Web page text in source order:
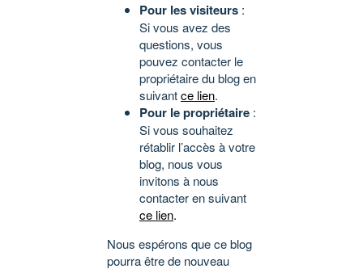
Pour les visiteurs :
Si vous avez des
questions, vous
pouvez contacter le
propriétaire du blog en
suivantce lien.
Pour le propriétaire :
Si vous souhaitez
rétablir l’accès à votre
blog, nous vous
invitons à nous
contacter en suivant
ce lien.
Nous espérons que ce blog
pourra être de nouveau